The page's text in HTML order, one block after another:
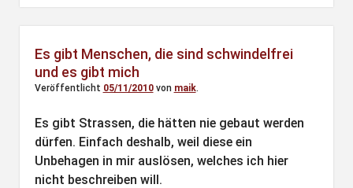
Es gibt Menschen, die sind schwindelfrei
und es gibt mich
Veröffentlicht 05/11/2010von maik.
Es gibt Strassen, die hätten nie gebaut werden
dürfen. Einfach deshalb, weil diese ein
Unbehagen in mir auslösen, welches ich hier
nicht beschreiben will.